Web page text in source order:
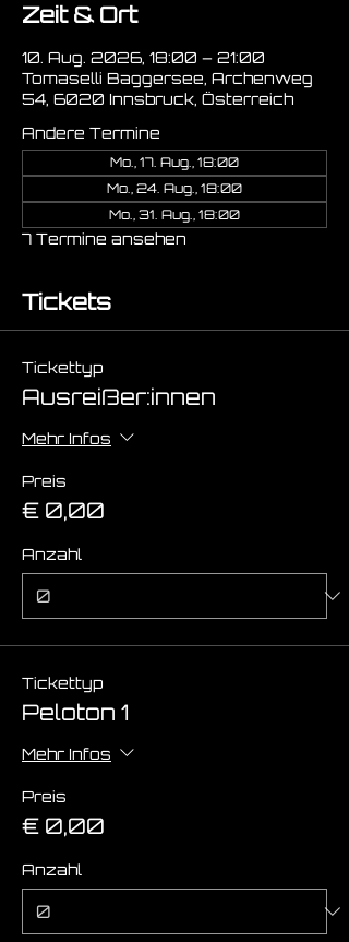
Zeit & Ort
10. Aug. 2026, 18:00 – 21:00
Tomaselli Baggersee, Archenweg
54, 6020 Innsbruck, Österreich
Andere Termine
Mo., 17. Aug., 18:00
Mo., 24. Aug., 18:00
Mo., 31. Aug., 18:00
7 Termine ansehen
Tickets
Tickettyp
Ausreißer:innen
Mehr Infos
Preis
€ 0,00
Anzahl
Tickettyp
Peloton 1
Mehr Infos
Preis
€ 0,00
Anzahl